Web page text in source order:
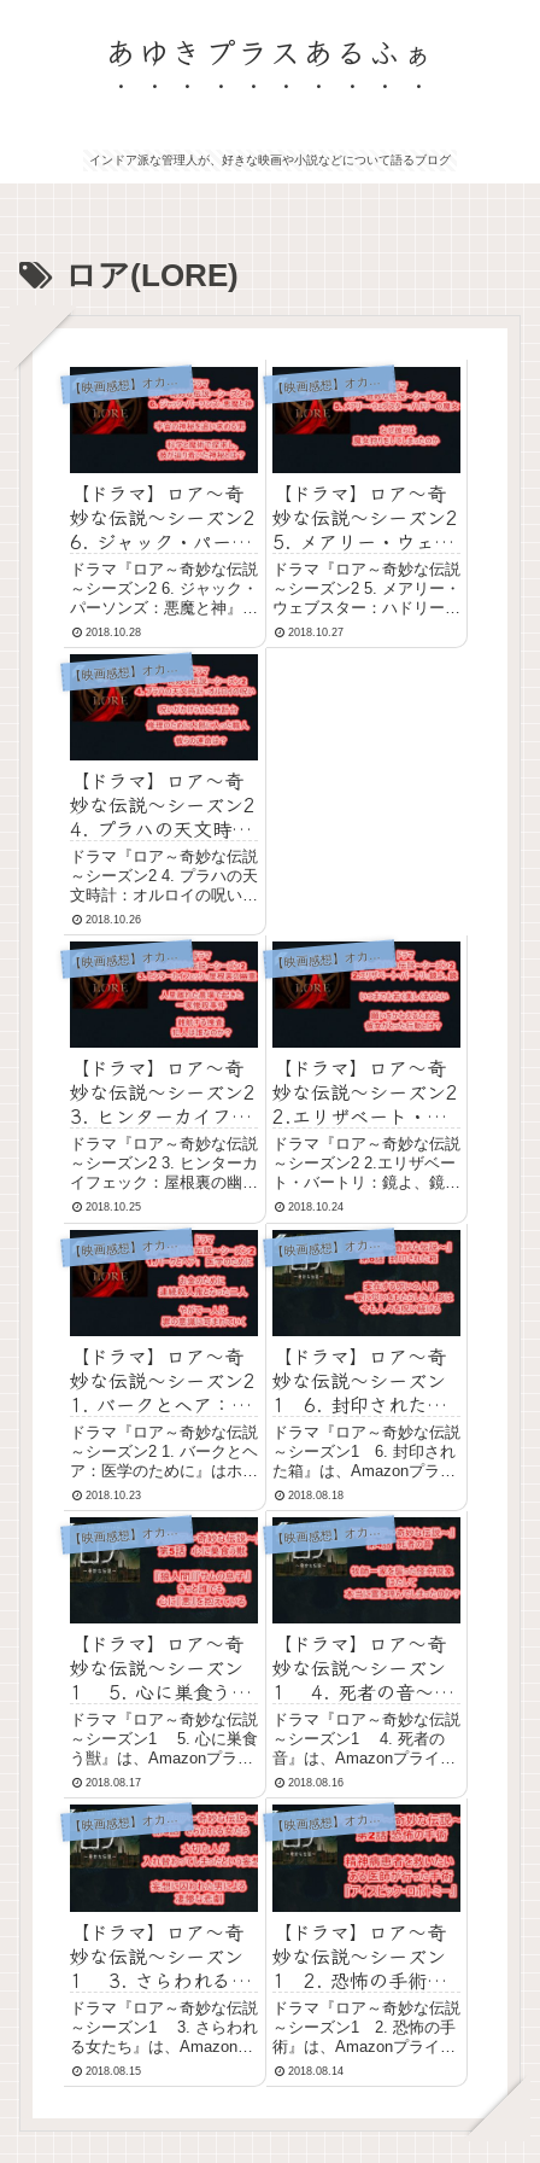
あゆきプラスあるふぁ
インドア派な管理人が、好きな映画や小説などについて語るブログ
ロア(LORE)
【 映画感想】オカルト系ホラー
【ドラマ】ロア～奇
妙な伝説～シーズン2
6. ジャック・パーソ
ンズ：悪魔と神～あ
らすじと感想～
ドラマ『ロア～奇妙な伝説
～シーズン2 6. ジャック・
パーソンズ：悪魔と神』は
ホラー系の海外ドラマ。
＞＞『ロア～奇妙な伝説
～』の他エピソード（他シ
ーズン）の記事は、こちら
からどうぞ！ ドラマ『ロ
ア～奇妙な伝説～シーズン
2 6. ジャック・...
2018.10.28
【 映画感想】オカルト系ホラー
【ドラマ】ロア～奇
妙な伝説～シーズン2
5. メアリー・ウェブ
スター：ハドリーの
魔女～あらすじと感
想～
ドラマ『ロア～奇妙な伝説
～シーズン2 5. メアリー・
ウェブスター：ハドリーの
魔女』はホラー系の海外ド
ラマ。 ＞＞『ロア～奇妙
2018.10.27
【 映画感想】オカルト系ホラー
【ドラマ】ロア～奇
妙な伝説～シーズン2
4. プラハの天文時
計：オルロイの呪い
～あらすじと感想～
ドラマ『ロア～奇妙な伝説
～シーズン2 4. プラハの天
文時計：オルロイの呪い』
はホラー系の海外ドラマ。
＞＞『ロア～奇妙な伝説
～』の他エピソード（他シ
ーズン）の記事は、こちら
からどうぞ！ ドラマ『ロ
ア～奇妙な伝説～シーズン
2 4. プラハの...
2018.10.26
【 映画感想】オカルト系ホラー
【ドラマ】ロア～奇
妙な伝説～シーズン2
3. ヒンターカイフェ
ック：屋根裏の幽霊
～あらすじと感想～
ドラマ『ロア～奇妙な伝説
～シーズン2 3. ヒンターカ
イフェック：屋根裏の幽
霊』はホラー系の海外ドラ
マ。 ＞＞『ロア～奇妙な
伝説～』の他エピソード
（他シーズン）の記事は、
こちらからどうぞ！ ドラ
マ『ロア～奇妙な伝説～シ
ーズン2 3.ヒンター...
2018.10.25
【映画感想】オカルト系ホラー
【ドラマ】ロア～奇
妙な伝説～シーズン2
2.エリザベート・バ
ートリ：鏡よ、鏡～
あらすじと感想～
ドラマ『ロア～奇妙な伝説
～シーズン2 2.エリザベー
ト・バートリ：鏡よ、鏡』
はホラー系の海外ドラマ。
＞＞『ロア～奇妙な伝説
～』の他エピソード（他シ
ーズン）の記事は、こちら
からどうぞ！ ドラマ『ロ
ア～奇妙な伝説～シーズン
2 2.エリザベート...
2018.10.24
【 映画感想】オカルト系ホラー
【ドラマ】ロア～奇
妙な伝説～シーズン2
1. バークとヘア：医
学のために～あらす
じと感想～
ドラマ『ロア～奇妙な伝説
～シーズン2 1. バークとヘ
ア：医学のために』はホラ
ー系の海外ドラマ。 ＞＞
『ロア～奇妙な伝説～』の
他エピソード（他シーズ
ン）の記事は、こちらから
どうぞ！ ドラマ『ロア～
奇妙な伝説～シーズン2
1. バークとヘア...
2018.10.23
【映画感想】オカルト系ホラー
【ドラマ】ロア～奇
妙な伝説～シーズン
1 6. 封印された箱
～あらすじと感想～
ドラマ『ロア～奇妙な伝説
～シーズン1 6. 封印され
た箱』は、Amazonプライ
ムビデオ配信の、各地の伝
承をもとにしたオカルト系
ドラマの第1シーズン第6
話。 ＞＞『ロア～奇妙な
伝説～』の他エピソード
（他シーズン）の記事は、
こちらからどうぞ！...
2018.08.18
【映画感想】オカルト系ホラー
【ドラマ】ロア～奇
妙な伝説～シーズン
1 5. 心に巣食う獣
～あらすじと感想～
ドラマ『ロア～奇妙な伝説
～シーズン1 5. 心に巣食
う獣』は、Amazonプライ
ムビデオ配信の、各地の伝
承をもとにしたオカルト系
ドラマの第1シーズン第5
話。 ＞＞『ロア～奇妙な
伝説～』の他エピソード
（他シーズン）の記事は、
こちらからどうぞ...
2018.08.17
【 映画感想】オカルト系ホラー
【ドラマ】ロア～奇
妙な伝説～シーズン
1 4. 死者の音～あ
らすじと感想～
ドラマ『ロア～奇妙な伝説
～シーズン1 4. 死者の
音』は、Amazonプライム
ビデオ配信の、各地の伝承
をもとにしたオカルト系ド
ラマの第1シーズン第4
話。 ＞＞『ロア～奇妙な
伝説～』の他エピソード
（他シーズン）の記事は、
こちらからどうぞ！ ...
2018.08.16
【 映画感想】オカルト系ホラー
【ドラマ】ロア～奇
妙な伝説～シーズン
1 3. さらわれる女
たち～あらすじと感
想～
ドラマ『ロア～奇妙な伝説
～シーズン1 3. さらわれ
る女たち』は、Amazonプ
ライムビデオ配信の、各地
の伝承をもとにしたオカル
2018.08.15
【映画感想】オカルト系ホラー
【ドラマ】ロア～奇
妙な伝説～シーズン
1 2. 恐怖の手術～
あらすじと感想～
ドラマ『ロア～奇妙な伝説
～シーズン1 2. 恐怖の手
術』は、Amazonプライム
ビデオ配信の、各地の伝承
をもとにしたオカルト系ド
2018.08.14